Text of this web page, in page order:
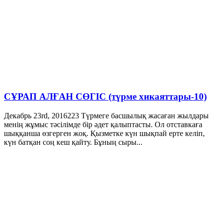
СҰРАП АЛҒАН СӨГІС (түрме хикаяттары-10)
Декабрь 23rd, 2016223 Түрмеге басшылық жасаған жылдары
менің жұмыс тәсілімде бір әдет қалыптасты. Ол отставкаға
шыққанша өзгерген жоқ. Қызметке күн шықпай ерте келіп,
күн батқан соң кеш қайту. Бұның сыры...